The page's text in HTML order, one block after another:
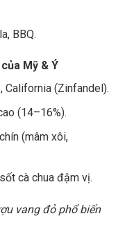
BBQ.
Mỹ & Ý
California (Zinfandel).
(14–16%).
(mâm xôi,
cà chua đậm vị.
vang đỏ phổ biến